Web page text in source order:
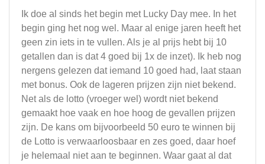
Ik doe al sinds het begin met Lucky Day mee. In het
begin ging het nog wel. Maar al enige jaren heeft het
geen zin iets in te vullen. Als je al prijs hebt bij 10
getallen dan is dat 4 goed bij 1x de inzet). Ik heb nog
nergens gelezen dat iemand 10 goed had, laat staan
met bonus. Ook de lageren prijzen zijn niet bekend.
Net als de lotto (vroeger wel) wordt niet bekend
gemaakt hoe vaak en hoe hoog de gevallen prijzen
zijn. De kans om bijvoorbeeld 50 euro te winnen bij
de Lotto is verwaarloosbaar en zes goed, daar hoef
je helemaal niet aan te beginnen. Waar gaat al dat